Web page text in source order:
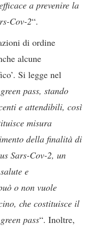
a prevenire la
Cov-2“.
di ordine
alcune
Si legge nel
pass, stando
e attendibili, così
misura
della finalità di
Sars-Cov-2, un
e
o non vuole
che costituisce il
pass“. Inoltre,